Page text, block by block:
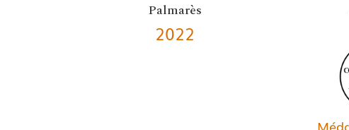
Palmarès
2022